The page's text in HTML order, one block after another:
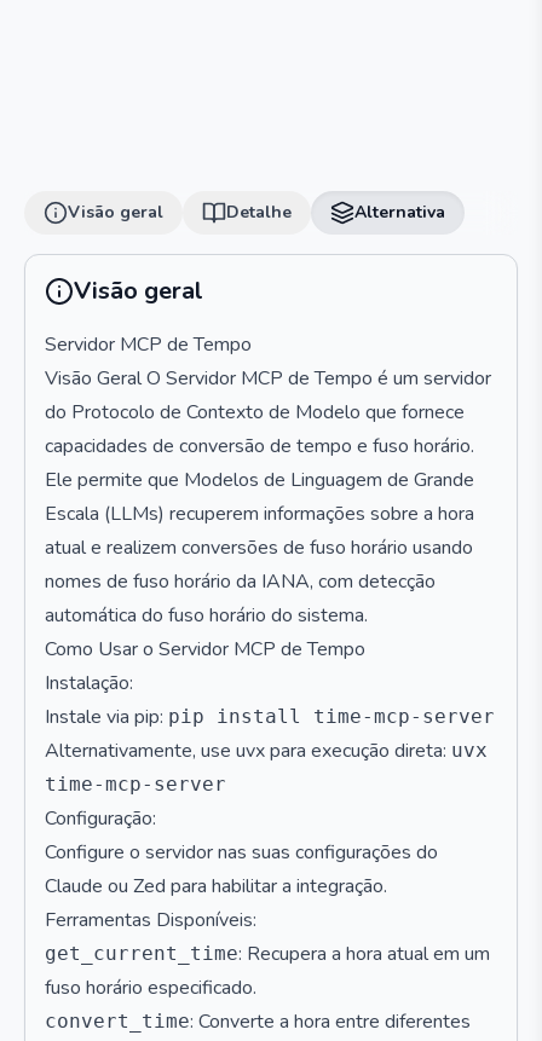
Visão geral Detalhe Alternativa
Visão geral
Servidor MCP de Tempo
Visão Geral O Servidor MCP de Tempo é um servidor
do Protocolo de Contexto de Modelo que fornece
capacidades de conversão de tempo e fuso horário.
Ele permite que Modelos de Linguagem de Grande
Escala (LLMs) recuperem informações sobre a hora
atual e realizem conversões de fuso horário usando
nomes de fuso horário da IANA, com detecção
automática do fuso horário do sistema.
Como Usar o Servidor MCP de Tempo
Instalação:
Instale via pip: pip install time-mcp-server
Alternativamente, use uvx para execução direta: uvx
time-mcp-server
Configuração:
Configure o servidor nas suas configurações do
Claude ou Zed para habilitar a integração.
Ferramentas Disponíveis:
get_current_time: Recupera a hora atual em um
fuso horário especificado.
convert_time: Converte a hora entre diferentes